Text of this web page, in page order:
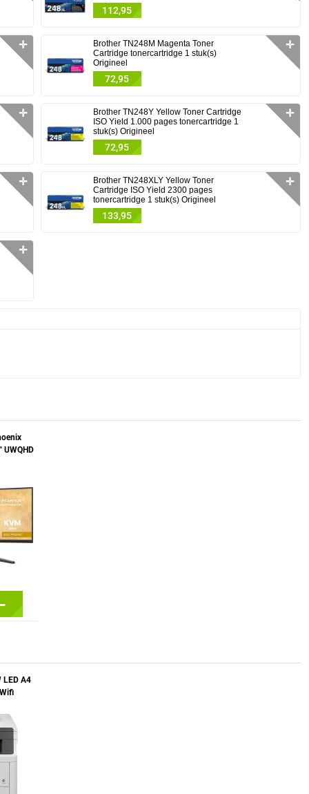
112,95
✛
Brother TN248M Magenta Toner
Cartridge tonercartridge 1 stuk(s)
Origineel
72,95
✛
✛
Brother TN248Y Yellow Toner Cartridge
ISO Yield 1.000 pages tonercartridge 1
stuk(s) Origineel
72,95
✛
✛
Brother TN248XLY Yellow Toner
Cartridge ISO Yield 2300 pages
tonercartridge 1 stuk(s) Origineel
133,95
✛
✛
UWQHD
LED A4